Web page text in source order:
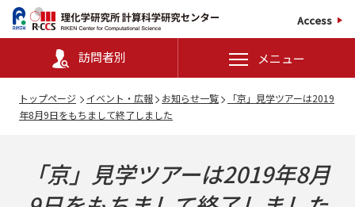
Access
訪問者別 メニュー
トップページ イベント・広報 お知らせ一覧
「京」見学ツアーは2019
年8月9日をもちまして終了しました
「京」見学ツアーは2019年8月